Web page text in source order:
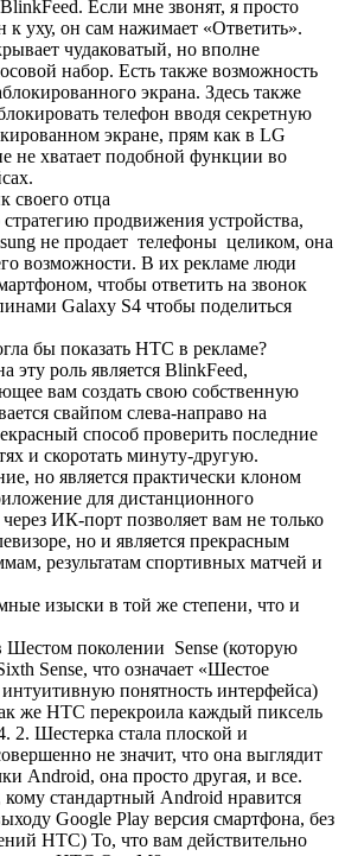
Если мне звонят, я просто
уху, он сам нажимает «Ответить».
чудаковатый, но вполне
набор. Есть также возможность
экрана. Здесь также
телефон вводя секретную
экране, прям как в LG
не хватает подобной функции во
своего отца
продвижения устройства,
не продает телефоны целиком, она
возможности. В их рекламе люди
чтобы ответить на звонок
Galaxy S4 чтобы поделиться
бы показать HTC в рекламе?
эту роль является BlinkFeed,
вам создать свою собственную
свайпом слева-направо на
способ проверить последние
и скоротать минуту-другую.
но является практически клоном
для дистанционного
ИК-порт позволяет вам не только
но и является прекрасным
результатам спортивных матчей и
изыски в той же степени, что и
Шестом поколении Sense (которую
Sense, что означает «Шестое
понятность интерфейса)
же HTC перекроила каждый пиксель
2. Шестерка стала плоской и
не значит, что она выглядит
Android, она просто другая, и все.
кому стандартный Android нравится
Google Play версия смартфона, без
HTC) То, что вам действительно